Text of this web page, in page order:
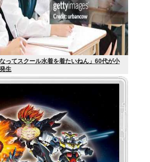
ってスクール水着を着たいねん」60代が小
生